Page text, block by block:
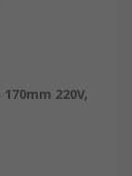
220V,